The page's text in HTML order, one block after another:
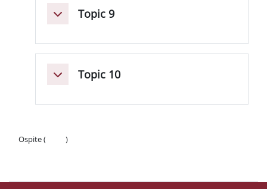
MinimizzaTopic 9
MinimizzaTopic 10
Ospite (
)